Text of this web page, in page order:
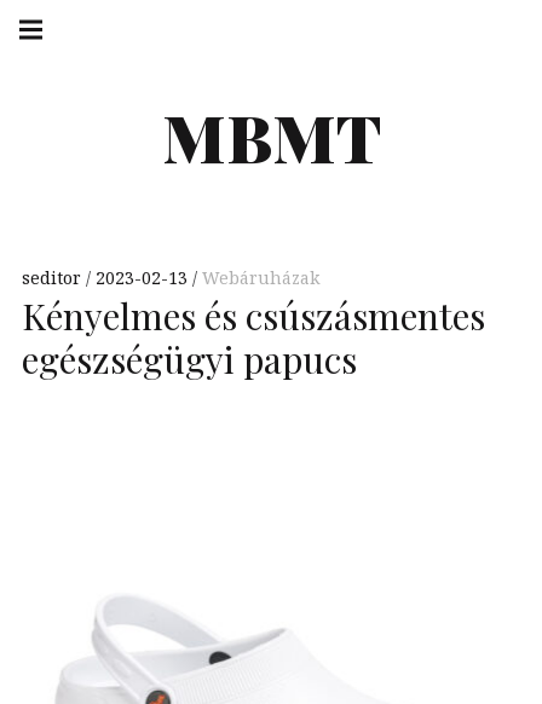
Skip
MBMT
navigation
seditor 2023-02-13 Webáruházak
Kényelmes és csúszásmentes
egészségügyi papucs